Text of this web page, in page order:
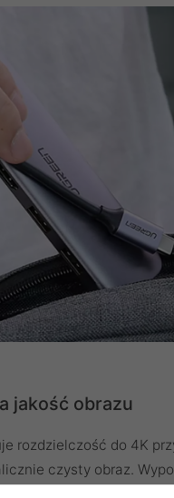
jakość obrazu
rozdzielczość do 4K
czysty obraz.